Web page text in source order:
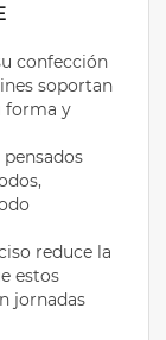
confección
soportan
forma y
reduce la
estos
jornadas